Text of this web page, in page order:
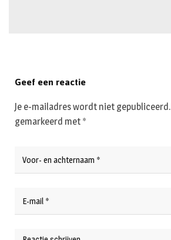
Geef een reactie
Je e-mailadres wordt niet gepubliceerd.
gemarkeerd met *